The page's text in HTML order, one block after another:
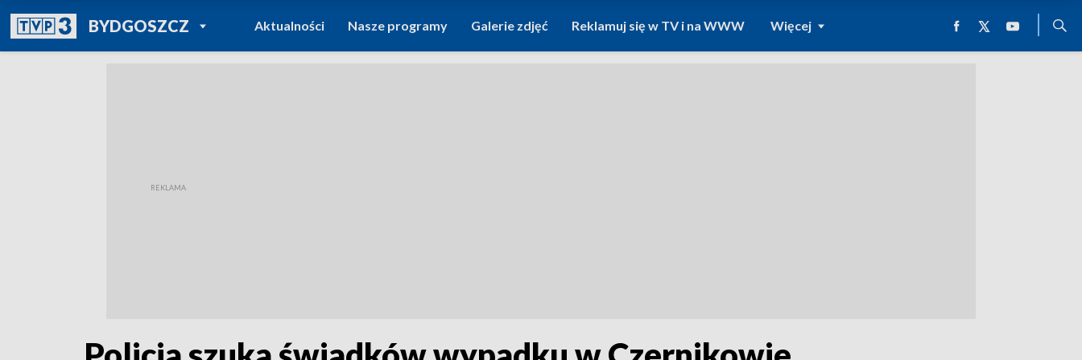
BYDGOSZCZPOWRÓT DO
TVP REGIONY
Aktualności Nasze programy Galerie zdjęć Reklamuj się w TV i na WWW Więcej